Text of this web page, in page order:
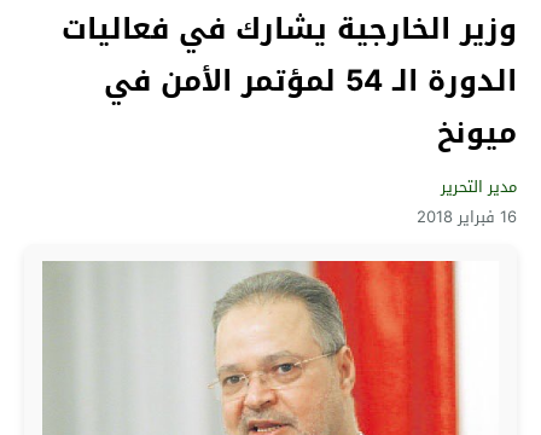
وزير الخارجية يشارك في فعاليات
الدورة الـ 54 لمؤتمر الأمن في
ميونخ
مدير التحرير
16 فبراير 2018